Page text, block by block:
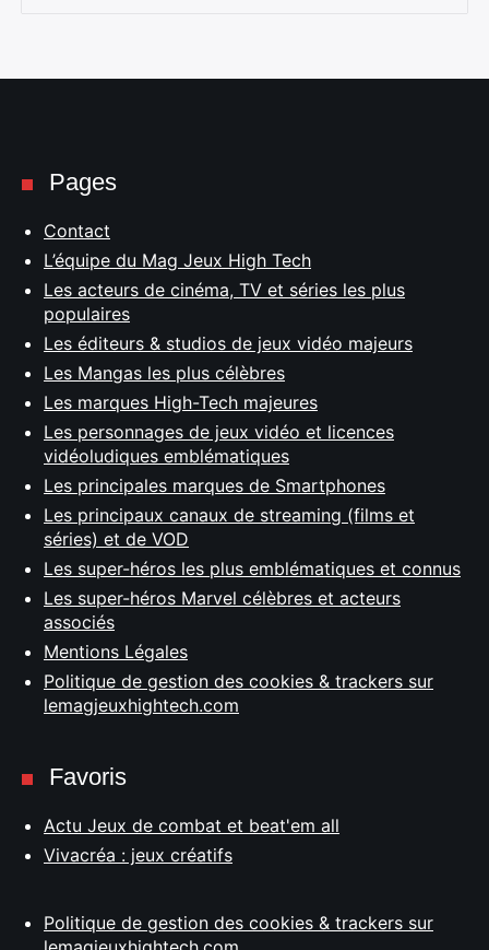
Pages
Contact
L’équipe du Mag Jeux High Tech
Les acteurs de cinéma, TV et séries les plus
populaires
Les éditeurs & studios de jeux vidéo majeurs
Les Mangas les plus célèbres
Les marques High-Tech majeures
Les personnages de jeux vidéo et licences
vidéoludiques emblématiques
Les principales marques de Smartphones
Les principaux canaux de streaming (films et
séries) et de VOD
Les super-héros les plus emblématiques et connus
Les super-héros Marvel célèbres et acteurs
associés
Mentions Légales
Politique de gestion des cookies & trackers sur
lemagjeuxhightech.com
Favoris
Actu Jeux de combat et beat'em all
Vivacréa : jeux créatifs
Politique de gestion des cookies & trackers sur